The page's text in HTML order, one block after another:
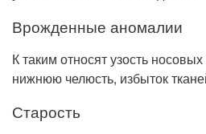
Врожденные аномалии
К таким относят узость
нижнюю челюсть, избыток
Старость